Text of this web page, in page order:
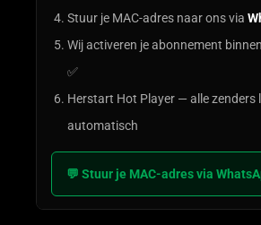
Stuur je MAC-adres naar ons via
Wij activeren je abonnement binnen
✅
Herstart Hot Player — alle zenders
automatisch
💬 Stuur je MAC-adres via